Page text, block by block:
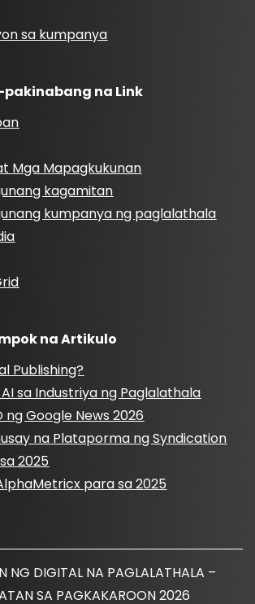
sa kumpanya
na Link
Mga Mapagkukunan
kagamitan
kumpanya ng paglalathala
na Artikulo
Publishing?
sa Industriya ng Paglalathala
ng Google News 2026
na Plataporma ng Syndication
2025
para sa 2025
NG DIGITAL NA PAGLALATHALA –
SA PAGKAKAROON 2026